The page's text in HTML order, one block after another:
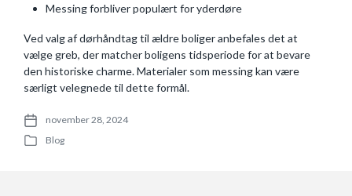
Messing forbliver populært for yderdøre
Ved valg af dørhåndtag til ældre boliger anbefales det at
vælge greb, der matcher boligens tidsperiode for at bevare
den historiske charme. Materialer som messing kan være
særligt velegnede til dette formål.
P
o
november 28, 2024
P
Blog